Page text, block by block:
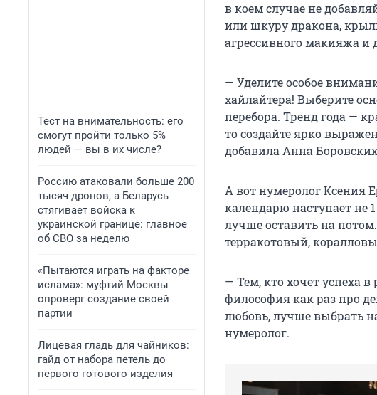
Тест на внимательность: его
смогут пройти только 5%
людей — вы в их числе?
Россию атаковали больше 200
тысяч дронов, а Беларусь
стягивает войска к
украинской границе: главное
об СВО за неделю
«Пытаются играть на факторе
ислама»: муфтий Москвы
опроверг создание своей
партии
Лицевая гладь для чайников:
гайд от набора петель до
первого готового изделия
в коем случае не
или шкуру дракона,
агрессивного макияжа
— Уделите особое
хайлайтера! Выберите
перебора. Тренд года —
то создайте ярко
добавила Анна
А вот нумеролог Ксения
календарю наступает не
лучше оставить на
терракотовый,
— Тем, кто хочет успеха
философия как раз про
любовь, лучше выбрать
нумеролог.